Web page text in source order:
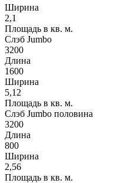
Ширина
2,1
Площадь в кв. м.
Слэб Jumbo
3200
Длина
1600
Ширина
5,12
Площадь в кв. м.
Слэб Jumbo половина
3200
Длина
800
Ширина
2,56
Площадь в кв. м.